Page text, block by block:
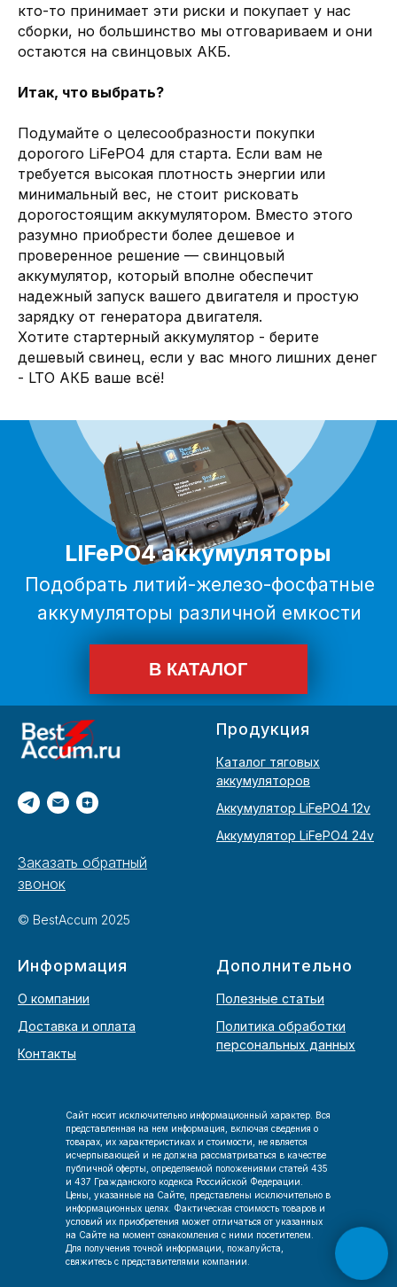
кто-то принимает эти риски и покупает у нас
сборки, но большинство мы отговариваем и они
остаются на свинцовых АКБ.
Итак, что выбрать?
Подумайте о целесообразности покупки
дорогого LiFePO4 для старта. Если вам не
требуется высокая плотность энергии или
минимальный вес, не стоит рисковать
дорогостоящим аккумулятором. Вместо этого
разумно приобрести более дешевое и
проверенное решение — свинцовый
аккумулятор, который вполне обеспечит
надежный запуск вашего двигателя и простую
зарядку от генератора двигателя.
Хотите стартерный аккумулятор - берите
дешевый свинец, если у вас много лишних денег
- LTO АКБ ваше всё!
Заказать обратный
звонок
© BestAccum 2025
Продукция
Каталог тяговых
аккумуляторов
Аккумулятор LiFePO4 12v
Аккумулятор LiFePO4 24v
Информация
О компании
Доставка и оплата
Контакты
Дополнительно
Полезные статьи
Политика обработки
персональных данных
Сайт носит исключительно информационный характер. Вся
представленная на нем информация, включая сведения о
товарах, их характеристиках и стоимости, не является
исчерпывающей и не должна рассматриваться в качестве
публичной оферты, определяемой положениями статей 435
и 437 Гражданского кодекса Российской Федерации.
Цены, указанные на Сайте, представлены исключительно в
информационных целях. Фактическая стоимость товаров и
условий их приобретения может отличаться от указанных
на Сайте на момент ознакомления с ними посетителем.
Для получения точной информации, пожалуйста,
свяжитесь с представителями компании.